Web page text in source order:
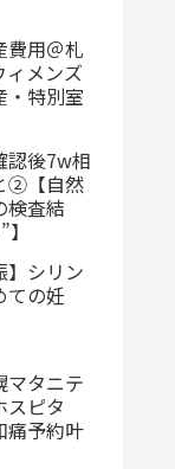
費用＠札
ィメンズ
・特別室
認後7w相
②【自然
検査結
】シリン
ての妊
マタニテ
スピタ
予約叶